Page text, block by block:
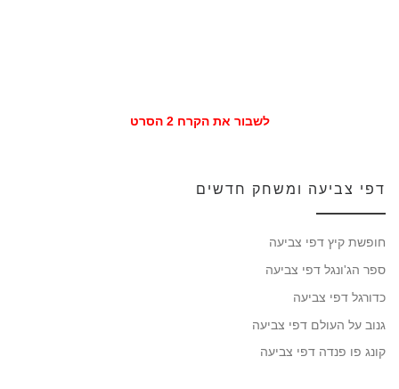
לשבור את הקרח 2 הסרט
דפי צביעה ומשחק חדשים
חופשת קיץ דפי צביעה
ספר הג'ונגל דפי צביעה
כדורגל דפי צביעה
גנוב על העולם דפי צביעה
קונג פו פנדה דפי צביעה